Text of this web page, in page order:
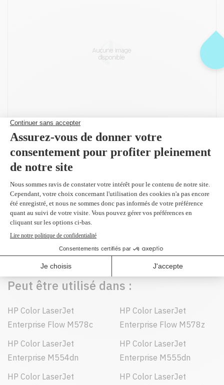
Produit(s) alternatif(s)
W2121A - Original
cyan 4,500 pages
Peut être utilisé dans :
HP Color LaserJet
Enterprise Flow M578c
HP Color LaserJet
Enterprise Flow M578z
HP Color LaserJet
Enterprise M554dn
HP Color LaserJet
Enterprise M555dn
HP Color LaserJet
HP Color LaserJet